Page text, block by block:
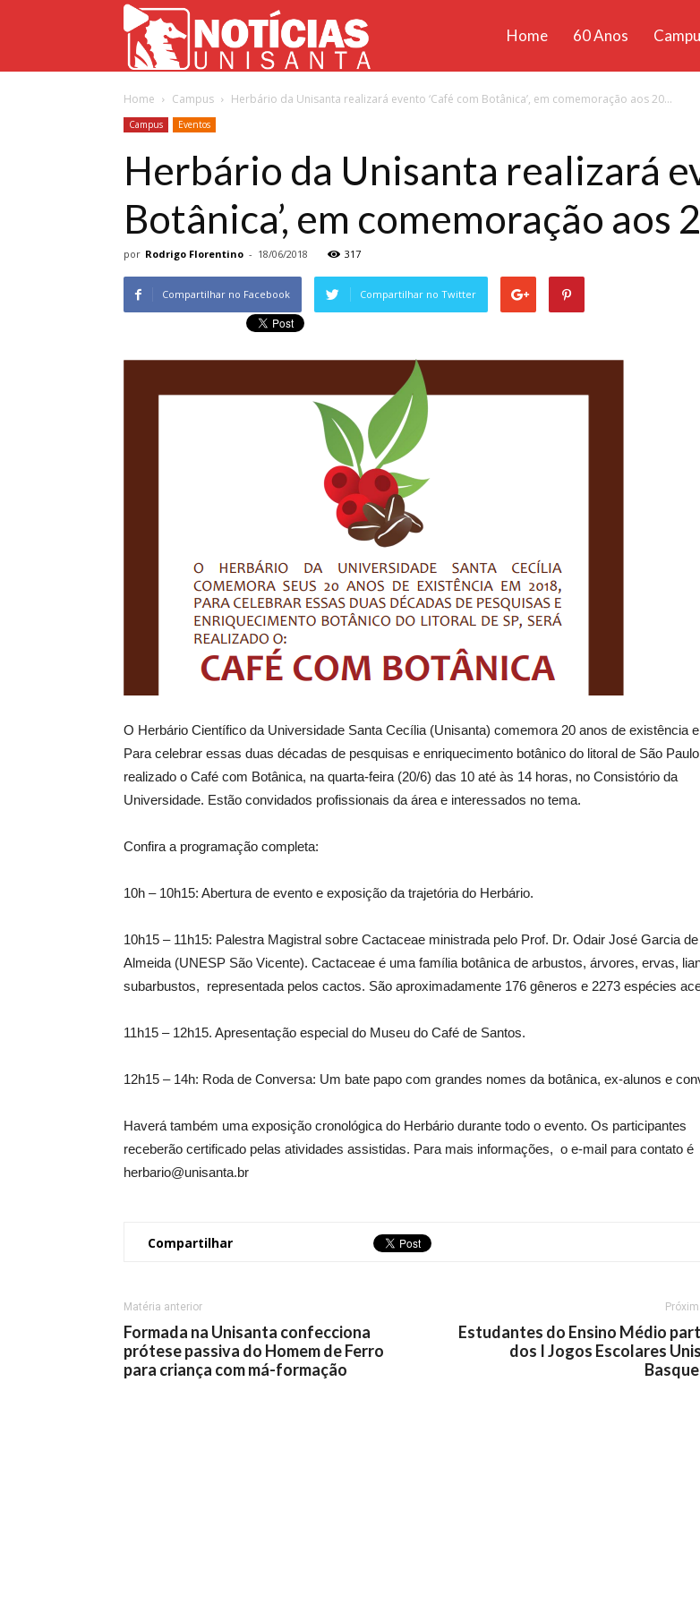
Unisanta
Home 60 Anos
Home Campus Herbário da Unisanta realizará evento ‘Café com Botânica’, em comemoração aos 20...
Campus Eventos
Herbário da Unisanta realizará
Botânica’, em comemoração aos
por Rodrigo Florentino - 18/06/2018 317
Compartilhar no Facebook Compartilhar no Twitter
O Herbário Científico da Universidade Santa Cecília (Unisanta) comemora 20 anos de existência
Para celebrar essas duas décadas de pesquisas e enriquecimento botânico do litoral de São
realizado o Café com Botânica, na quarta-feira (20/6) das 10 até às 14 horas, no Consistório da
Universidade. Estão convidados profissionais da área e interessados no tema.
Confira a programação completa:
10h – 10h15: Abertura de evento e exposição da trajetória do Herbário.
10h15 – 11h15: Palestra Magistral sobre Cactaceae ministrada pelo Prof. Dr. Odair José Garcia de
Almeida (UNESP São Vicente). Cactaceae é uma família botânica de arbustos, árvores, ervas,
subarbustos, representada pelos cactos. São aproximadamente 176 gêneros e 2273 espécies
11h15 – 12h15. Apresentação especial do Museu do Café de Santos.
12h15 – 14h: Roda de Conversa: Um bate papo com grandes nomes da botânica, ex-alunos e
Haverá também uma exposição cronológica do Herbário durante todo o evento. Os participantes
receberão certificado pelas atividades assistidas. Para mais informações, o e-mail para contato é
herbario@unisanta.br
Compartilhar
Matéria anterior
Formada na Unisanta confecciona
prótese passiva do Homem de Ferro
para criança com má-formação
Estudantes do Ensino Médio
dos I Jogos Escolares